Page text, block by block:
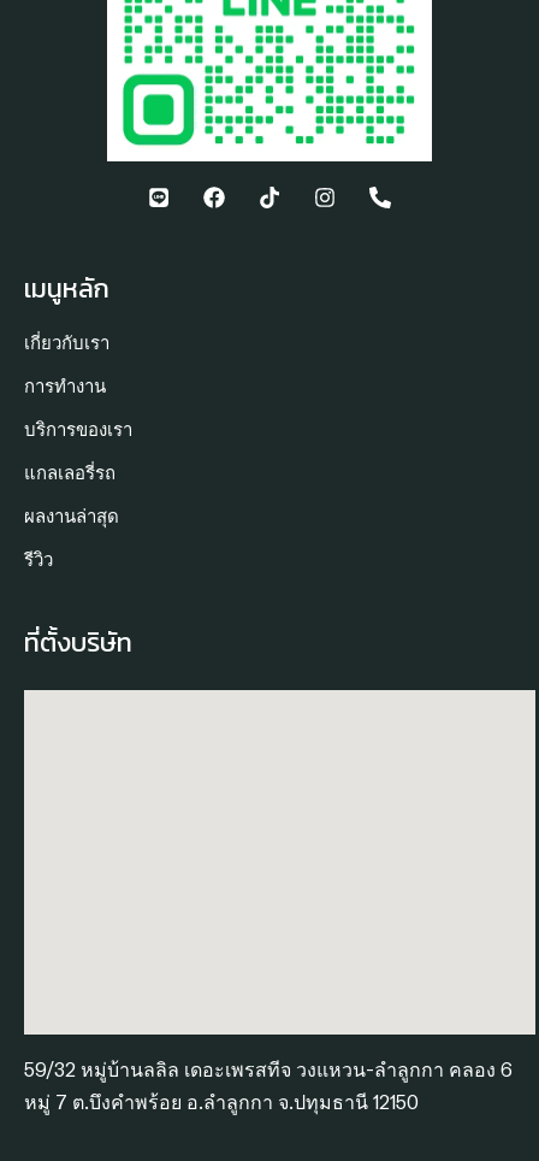
เมนูหลัก
เกี่ยวกับเรา
การทำงาน
บริการของเรา
แกลเลอรี่รถ
ผลงานล่าสุด
รีวิว
ที่ตั้งบริษัท
59/32 หมู่บ้านลลิล เดอะเพรสทีจ วงแหวน-ลำลูกกา คลอง 6
หมู่ 7 ต.บึงคำพร้อย อ.ลำลูกกา จ.ปทุมธานี 12150